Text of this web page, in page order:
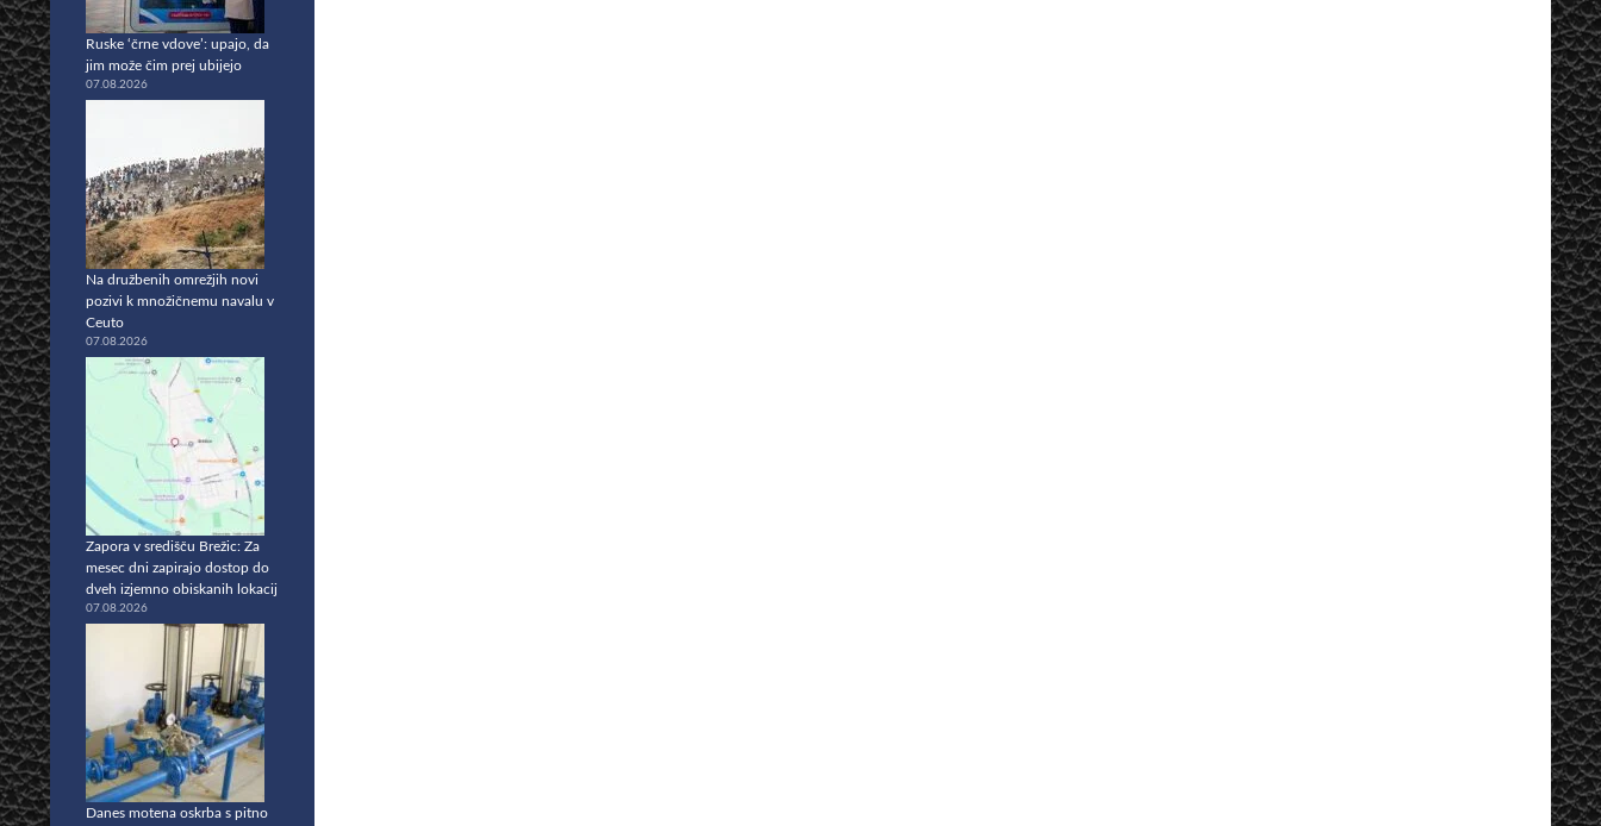
Ruske ‘črne vdove’: upajo, da
jim može čim prej ubijejo
07.08.2026
Na družbenih omrežjih novi
pozivi k množičnemu navalu v
Ceuto
07.08.2026
Zapora v središču Brežic: Za
mesec dni zapirajo dostop do
dveh izjemno obiskanih lokacij
07.08.2026
Danes motena oskrba s pitno